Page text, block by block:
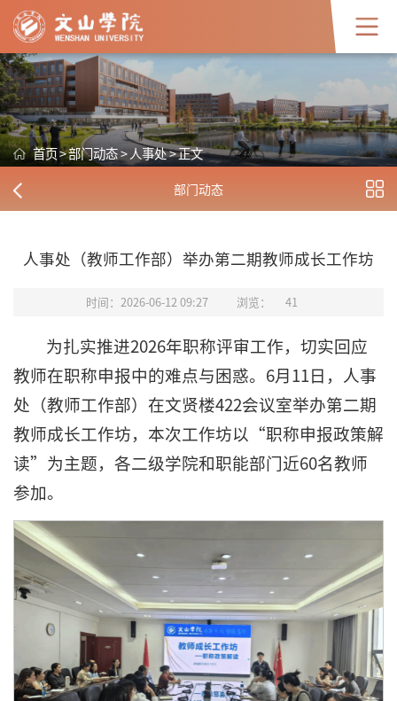
首页>部门动态>人事处>正文
部门动态
人事处（教师工作部）举办第二期教师成长工作坊
时间：2026-06-12 09:27 浏览： 41
为扎实推进2026年职称评审工作，切实回应
教师在职称申报中的难点与困惑。6月11日，人事
处（教师工作部）在文贤楼422会议室举办第二期
教师成长工作坊，本次工作坊以“职称申报政策解
读”为主题，各二级学院和职能部门近60名教师
参加。